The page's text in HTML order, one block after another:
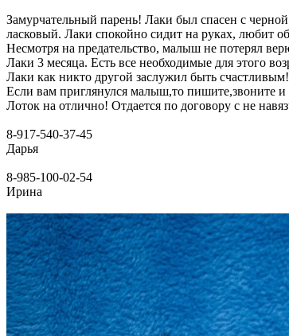
Замурчательный парень! Лаки был спасен с
ласковый. Лаки спокойно сидит на руках, любит
Несмотря на предательство, малыш не потерял
Лаки 3 месяца. Есть все необходимые для этого
Лаки как никто другой заслужил быть
Если вам приглянулся малыш,то пишите,звоните и
Лоток на отлично! Отдается по договору с не
8-917-540-37-45
Дарья
8-985-100-02-54
Ирина